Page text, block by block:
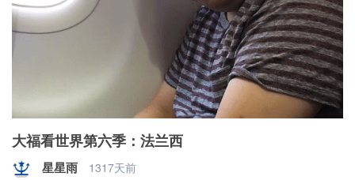
大福看世界第六季：法兰西
星星雨 1317天前